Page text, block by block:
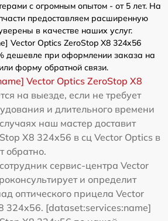
с огромным опытом - от 5 лет. На
предоставляем расширенную
в качестве наших услуг.
Vector Optics ZeroStop X8 324x56
дешевле при оформлении заказа на
форму обратной связи.
Vector Optics ZeroStop X8
на выезде, если не требует
и длительного времени
наш мастер доставит
X8 324x56 в сц Vector Optics в
обратно.
сервис-центра Vector
и определит
оптического прицела Vector
324x56. [dataset:services:name]